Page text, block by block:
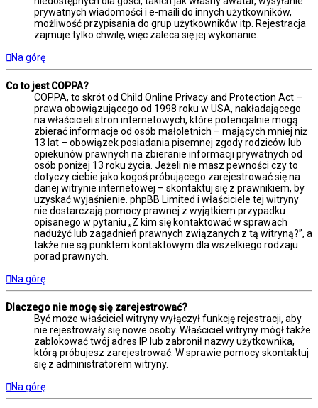
prywatnych wiadomości i e-maili do innych użytkowników,
możliwość przypisania do grup użytkowników itp. Rejestracja
zajmuje tylko chwilę, więc zaleca się jej wykonanie.
Na górę
Co to jest COPPA?
COPPA, to skrót od Child Online Privacy and Protection Act –
prawa obowiązującego od 1998 roku w USA, nakładającego
na właścicieli stron internetowych, które potencjalnie mogą
zbierać informacje od osób małoletnich – mających mniej niż
13 lat – obowiązek posiadania pisemnej zgody rodziców lub
opiekunów prawnych na zbieranie informacji prywatnych od
osób poniżej 13 roku życia. Jeżeli nie masz pewności czy to
dotyczy ciebie jako kogoś próbującego zarejestrować się na
danej witrynie internetowej – skontaktuj się z prawnikiem, by
uzyskać wyjaśnienie. phpBB Limited i właściciele tej witryny
nie dostarczają pomocy prawnej z wyjątkiem przypadku
opisanego w pytaniu „Z kim się kontaktować w sprawach
nadużyć lub zagadnień prawnych związanych z tą witryną?”, a
także nie są punktem kontaktowym dla wszelkiego rodzaju
porad prawnych.
Na górę
Dlaczego nie mogę się zarejestrować?
Być może właściciel witryny wyłączył funkcję rejestracji, aby
nie rejestrowały się nowe osoby. Właściciel witryny mógł także
zablokować twój adres IP lub zabronił nazwy użytkownika,
którą próbujesz zarejestrować. W sprawie pomocy skontaktuj
się z administratorem witryny.
Na górę